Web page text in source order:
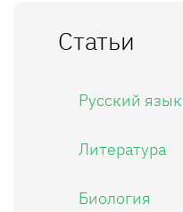
Статьи
Русский язык
Литература
Биология